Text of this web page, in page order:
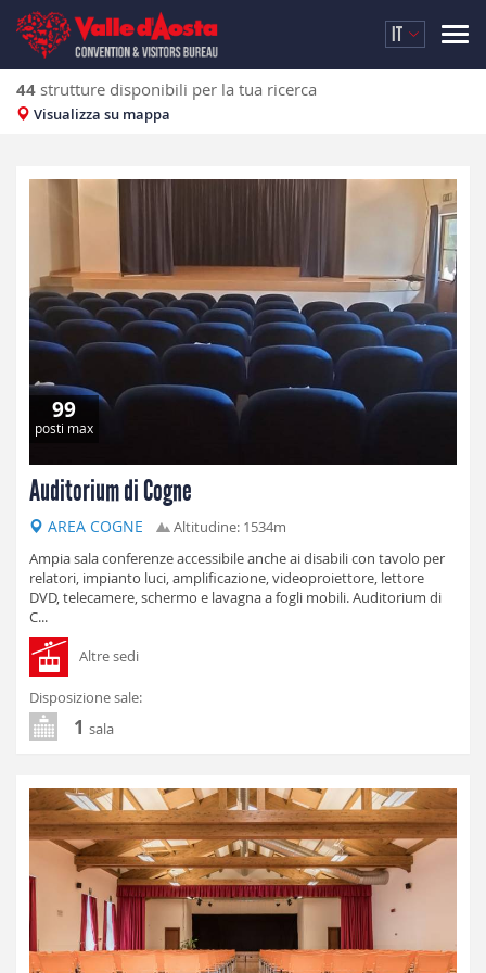
IT
44 strutture disponibili per la tua ricerca
Visualizza su mappa
99
posti max
Auditorium di Cogne
AREA COGNE
Altitudine: 1534m
Ampia sala conferenze accessibile anche ai disabili con tavolo per
relatori, impianto luci, amplificazione, videoproiettore, lettore
DVD, telecamere, schermo e lavagna a fogli mobili. Auditorium di
C...
Altre sedi
Disposizione sale:
1 sala